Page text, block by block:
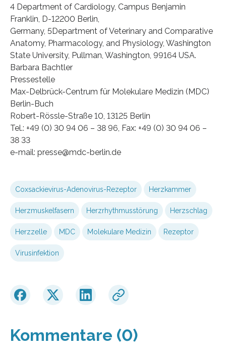
4 Department of Cardiology, Campus Benjamin
Franklin, D-12200 Berlin,
Germany, 5Department of Veterinary and Comparative
Anatomy, Pharmacology, and Physiology, Washington
State University, Pullman, Washington, 99164 USA.
Barbara Bachtler
Pressestelle
Max-Delbrück-Centrum für Molekulare Medizin (MDC)
Berlin-Buch
Robert-Rössle-Straße 10, 13125 Berlin
Tel.: +49 (0) 30 94 06 – 38 96, Fax: +49 (0) 30 94 06 –
38 33
e-mail: presse@mdc-berlin.de
Coxsackievirus-Adenovirus-Rezeptor Herzkammer
Herzmuskelfasern Herzrhythmusstörung Herzschlag
Herzzelle MDC Molekulare Medizin Rezeptor
Virusinfektion
Kommentare (0)